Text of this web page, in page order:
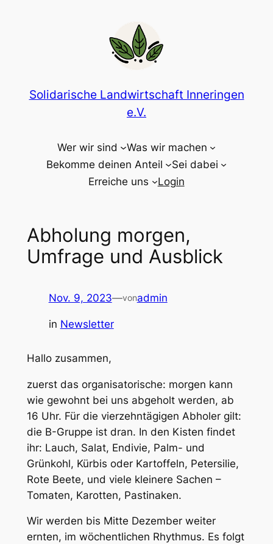
Solidarische Landwirtschaft Inneringen
e.V.
Wer wir sind
Was wir machen
Bekomme deinen Anteil
Sei dabei
Erreiche uns
Login
Abholung morgen,
Umfrage und Ausblick
Nov. 9, 2023—vonadmin
in Newsletter
Hallo zusammen,
zuerst das organisatorische: morgen kann
wie gewohnt bei uns abgeholt werden, ab
16 Uhr. Für die vierzehntägigen Abholer gilt:
die B-Gruppe ist dran. In den Kisten findet
ihr: Lauch, Salat, Endivie, Palm- und
Grünkohl, Kürbis oder Kartoffeln, Petersilie,
Rote Beete, und viele kleinere Sachen –
Tomaten, Karotten, Pastinaken.
Wir werden bis Mitte Dezember weiter
ernten, im wöchentlichen Rhythmus. Es folgt